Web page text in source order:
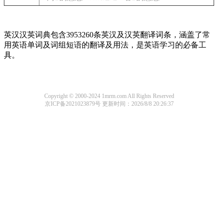
英汉汉英词典包含3953260条英汉及汉英翻译词条，涵盖了常
用英语单词及词组短语的翻译及用法，是英语学习的必备工
具。
Copyright © 2000-2024 1mrm.com All Rights Reserved
京ICP备2021023879号 更新时间：2026/8/8 20:26:37